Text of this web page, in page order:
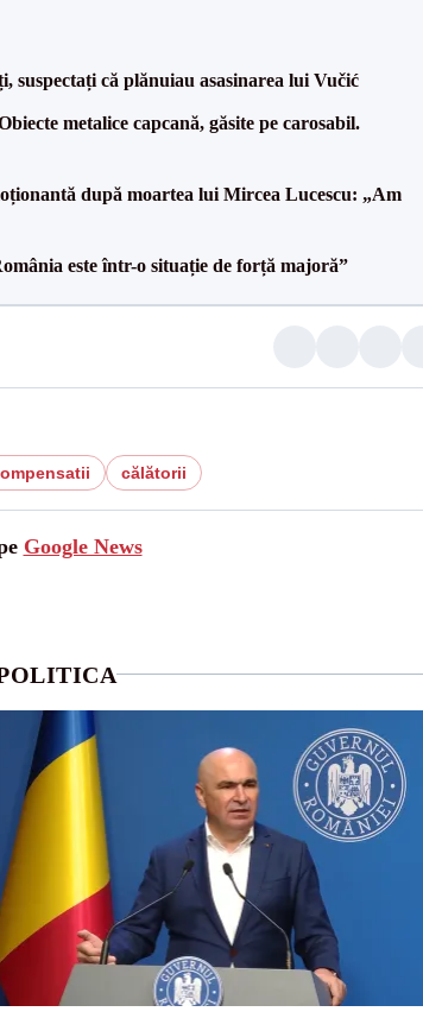
că plănuiau asasinarea lui Vučić
metalice capcană, găsite pe carosabil.
după moartea lui Mircea Lucescu: „Am
este într-o situație de forță majoră”
călătorii
Google News